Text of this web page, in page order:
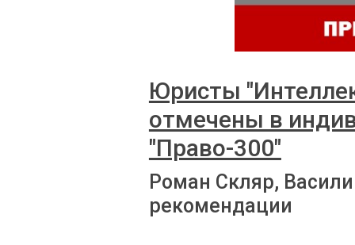
Юристы
отмечены в
"Право-300"
Роман Скляр,
рекомендации